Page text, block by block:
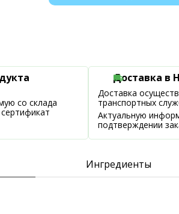
со склада
Доставка в
Доставка
транспортных
Актуальную
подтверждении
Ингредиенты